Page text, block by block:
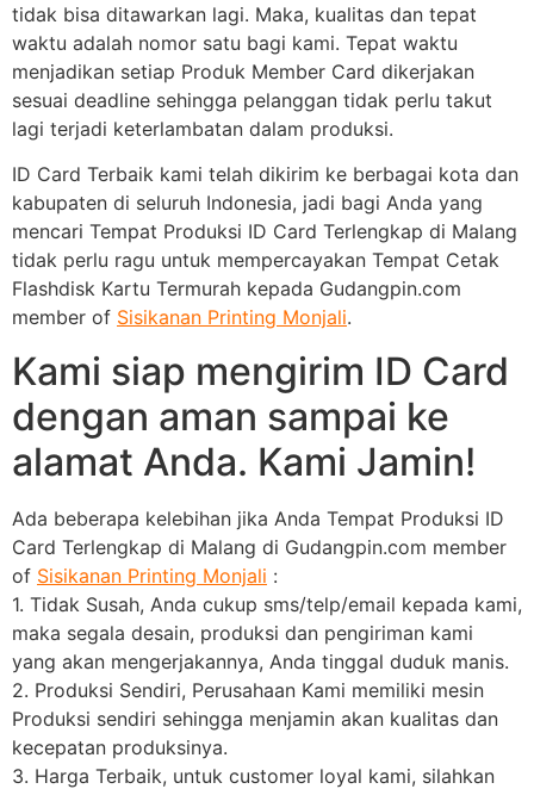
tidak bisa ditawarkan lagi. Maka, kualitas dan tepat
waktu adalah nomor satu bagi kami. Tepat waktu
menjadikan setiap Produk Member Card dikerjakan
sesuai deadline sehingga pelanggan tidak perlu takut
lagi terjadi keterlambatan dalam produksi.
ID Card Terbaik kami telah dikirim ke berbagai kota dan
kabupaten di seluruh Indonesia, jadi bagi Anda yang
mencari Tempat Produksi ID Card Terlengkap di Malang
tidak perlu ragu untuk mempercayakan Tempat Cetak
Flashdisk Kartu Termurah kepada Gudangpin.com
member of Sisikanan Printing Monjali.
Kami siap mengirim ID Card
dengan aman sampai ke
alamat Anda. Kami Jamin!
Ada beberapa kelebihan jika Anda Tempat Produksi ID
Card Terlengkap di Malang di Gudangpin.com member
of Sisikanan Printing Monjali :
1. Tidak Susah, Anda cukup sms/telp/email kepada kami,
maka segala desain, produksi dan pengiriman kami
yang akan mengerjakannya, Anda tinggal duduk manis.
2. Produksi Sendiri, Perusahaan Kami memiliki mesin
Produksi sendiri sehingga menjamin akan kualitas dan
kecepatan produksinya.
3. Harga Terbaik, untuk customer loyal kami, silahkan